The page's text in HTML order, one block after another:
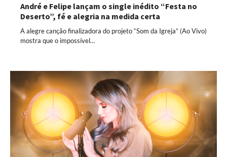
André e Felipe lançam o single inédito “Festa no
Deserto”, fé e alegria na medida certa
A alegre canção finalizadora do projeto “Som da Igreja” (Ao Vivo)
mostra que o impossível…